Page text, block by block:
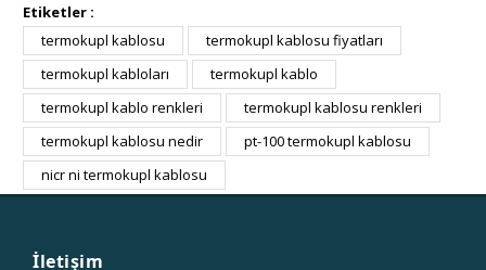
Etiketler :
termokupl kablosu
termokupl kablosu fiyatları
termokupl kabloları
termokupl kablo
termokupl kablo renkleri
termokupl kablosu renkleri
termokupl kablosu nedir
pt-100 termokupl kablosu
nicr ni termokupl kablosu
İletişim